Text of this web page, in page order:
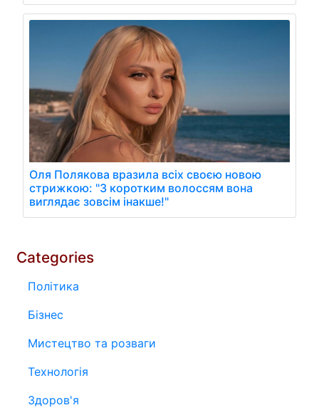
Оля Полякова вразила всіх своєю новою
стрижкою: "З коротким волоссям вона
виглядає зовсім інакше!"
Categories
Політика
Бізнес
Мистецтво та розваги
Технологія
Здоров'я